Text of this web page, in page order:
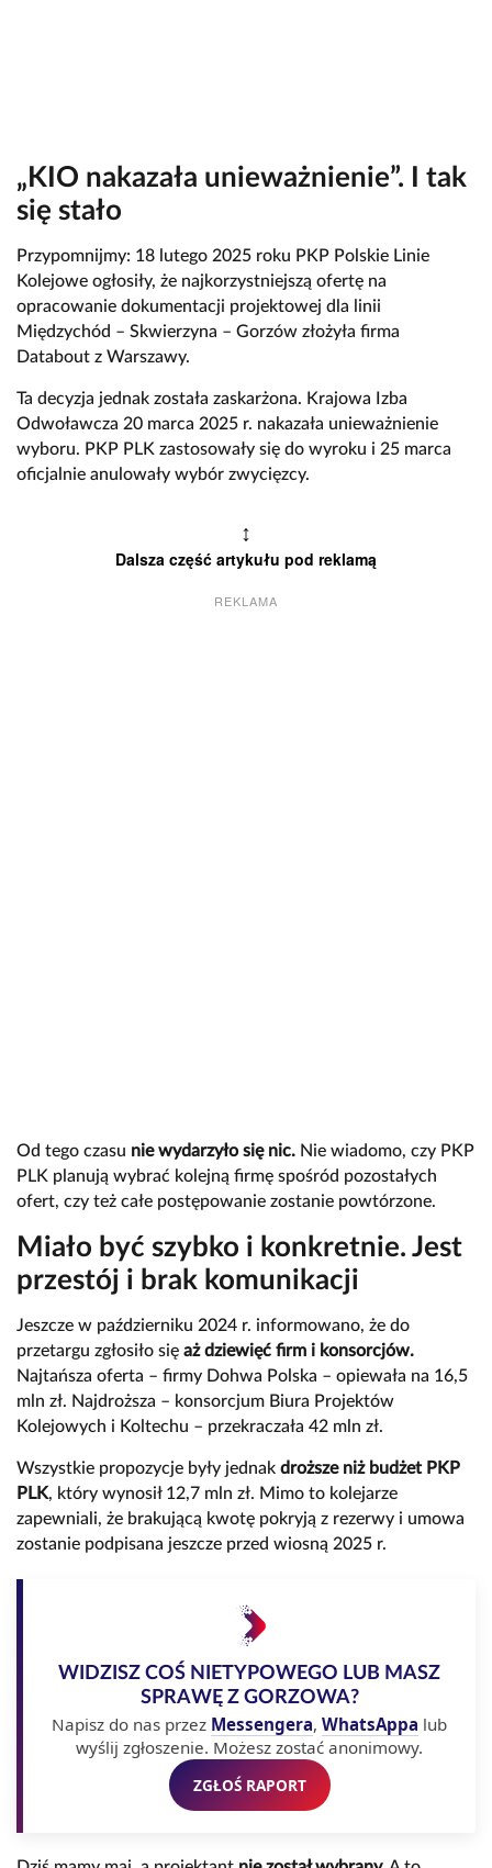
„KIO nakazała unieważnienie”. I tak
się stało
Przypomnijmy: 18 lutego 2025 roku PKP Polskie Linie
Kolejowe ogłosiły, że najkorzystniejszą ofertę na
opracowanie dokumentacji projektowej dla linii
Międzychód – Skwierzyna – Gorzów złożyła firma
Databout z Warszawy.
Ta decyzja jednak została zaskarżona. Krajowa Izba
Odwoławcza 20 marca 2025 r. nakazała unieważnienie
wyboru. PKP PLK zastosowały się do wyroku i 25 marca
oficjalnie anulowały wybór zwycięzcy.
↕
Dalsza część artykułu pod reklamą
REKLAMA
Od tego czasu nie wydarzyło się nic. Nie wiadomo, czy PKP
PLK planują wybrać kolejną firmę spośród pozostałych
ofert, czy też całe postępowanie zostanie powtórzone.
Miało być szybko i konkretnie. Jest
przestój i brak komunikacji
Jeszcze w październiku 2024 r. informowano, że do
przetargu zgłosiło się aż dziewięć firm i konsorcjów.
Najtańsza oferta – firmy Dohwa Polska – opiewała na 16,5
mln zł. Najdroższa – konsorcjum Biura Projektów
Kolejowych i Koltechu – przekraczała 42 mln zł.
Wszystkie propozycje były jednak droższe niż budżet PKP
PLK, który wynosił 12,7 mln zł. Mimo to kolejarze
zapewniali, że brakującą kwotę pokryją z rezerwy i umowa
zostanie podpisana jeszcze przed wiosną 2025 r.
WIDZISZ COŚ NIETYPOWEGO LUB MASZ
SPRAWĘ Z GORZOWA?
Napisz do nas przez Messengera, WhatsAppa lub
wyślij zgłoszenie. Możesz zostać anonimowy.
ZGŁOŚ RAPORT